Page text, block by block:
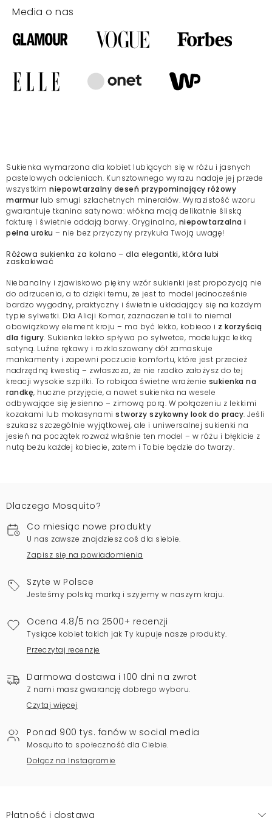
Media o nas
Sukienka wymarzona dla kobiet lubiących się w różu i jasnych
pastelowych odcieniach. Kunsztownego wyrazu nadaje jej przede
wszystkim niepowtarzalny deseń przypominający różowy
marmur lub smugi szlachetnych minerałów. Wyrazistość wzoru
gwarantuje tkanina satynowa: włókna mają delikatnie śliską
fakturę i świetnie oddają barwy. Oryginalna, niepowtarzalna i
pełna uroku – nie bez przyczyny przykuła Twoją uwagę!
Różowa sukienka za kolano – dla elegantki, która lubi
zaskakiwać
Niebanalny i zjawiskowo piękny wzór sukienki jest propozycją nie
do odrzucenia, a to dzięki temu, że jest to model jednocześnie
bardzo wygodny, praktyczny i świetnie układający się na każdym
typie sylwetki. Dla Alicji Komar, zaznaczenie talii to niemal
obowiązkowy element kroju – ma być lekko, kobieco i z korzyścią
dla figury. Sukienka lekko spływa po sylwetce, modelując lekką
satyną. Luźne rękawy i rozkloszowany dół zamaskuje
mankamenty i zapewni poczucie komfortu, które jest przecież
nadrzędną kwestią – zwłaszcza, że nie rzadko założysz do tej
kreacji wysokie szpilki. To robiąca świetne wrażenie sukienka na
randkę, huczne przyjęcie, a nawet sukienka na wesele
odbywające się jesienno – zimową porą. W połączeniu z lekkimi
kozakami lub mokasynami stworzy szykowny look do pracy. Jeśli
szukasz szczególnie wyjątkowej, ale i uniwersalnej sukienki na
jesień na początek rozważ właśnie ten model – w różu i błękicie z
nutą beżu każdej kobiecie, zatem i Tobie będzie do twarzy.
Dlaczego Mosquito?
Co miesiąc nowe produkty
U nas zawsze znajdziesz coś dla siebie.
Zapisz się na powiadomienia
Szyte w Polsce
Jesteśmy polską marką i szyjemy w naszym kraju.
Ocena 4.8/5 na 2500+ recenzji
Tysiące kobiet takich jak Ty kupuje nasze produkty.
Przeczytaj recenzje
Darmowa dostawa i 100 dni na zwrot
Z nami masz gwarancję dobrego wyboru.
Czytaj więcej
Ponad 900 tys. fanów w social media
Mosquito to społeczność dla Ciebie.
Dołącz na Instagramie
Płatność i dostawa